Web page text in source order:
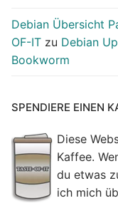
Debian Übersicht
OF-IT zu Debian
Bookworm
SPENDIERE EINEN
Diese
Kaffee.
du etwas
ich mich